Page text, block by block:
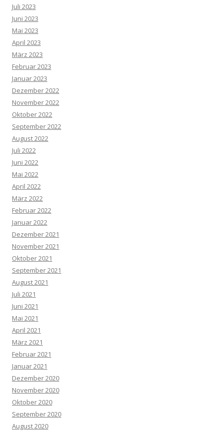
Juli 2023
Juni 2023
Mai 2023
April 2023
März 2023
Februar 2023
Januar 2023
Dezember 2022
November 2022
Oktober 2022
September 2022
August 2022
Juli 2022
Juni 2022
Mai 2022
April 2022
März 2022
Februar 2022
Januar 2022
Dezember 2021
November 2021
Oktober 2021
September 2021
August 2021
Juli 2021
Juni 2021
Mai 2021
April 2021
März 2021
Februar 2021
Januar 2021
Dezember 2020
November 2020
Oktober 2020
September 2020
August 2020